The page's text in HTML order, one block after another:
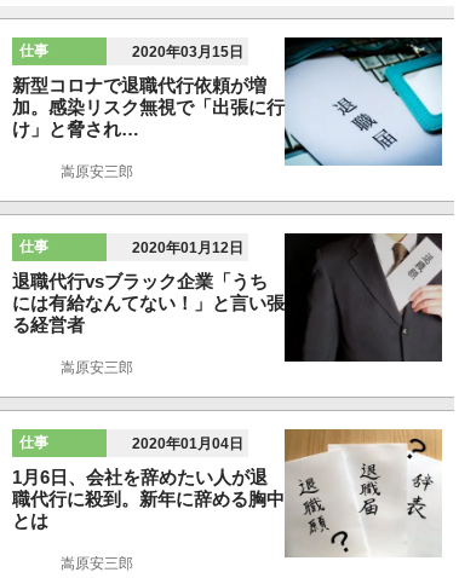
仕事 2020年03月15日
新型コロナで退職代行依頼が増
加。感染リスク無視で「出張に行
け」と脅され…
嵩原安三郎
仕事 2020年01月12日
退職代行vsブラック企業「うち
には有給なんてない！」と言い張
る経営者
嵩原安三郎
仕事 2020年01月04日
1月6日、会社を辞めたい人が退
職代行に殺到。新年に辞める胸中
とは
嵩原安三郎